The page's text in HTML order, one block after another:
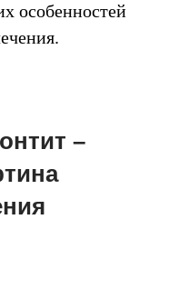
особенностей
–